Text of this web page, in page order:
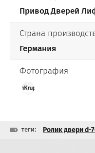
Привод Дверей
Страна
Германия
Фотография
теги: Ролик двери d-